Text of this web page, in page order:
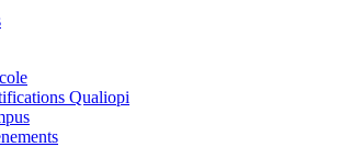
Qualiopi